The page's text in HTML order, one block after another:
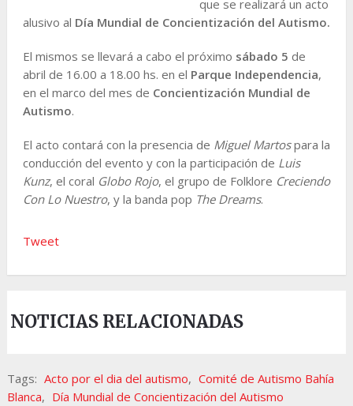
que se realizará un acto
alusivo al Día Mundial de Concientización del Autismo.
El mismos se llevará a cabo el próximo sábado 5 de
abril de 16.00 a 18.00 hs. en el Parque Independencia,
en el marco del mes de Concientización Mundial de
Autismo.
El acto contará con la presencia de Miguel Martospara la
conducción del evento y con la participación de Luis
Kunz, el coral Globo Rojo, el grupo de Folklore Creciendo
Con Lo Nuestro, y la banda pop The Dreams.
Tweet
NOTICIAS RELACIONADAS
Tags: Acto por el dia del autismo, Comité de Autismo Bahía
Blanca, Día Mundial de Concientización del Autismo